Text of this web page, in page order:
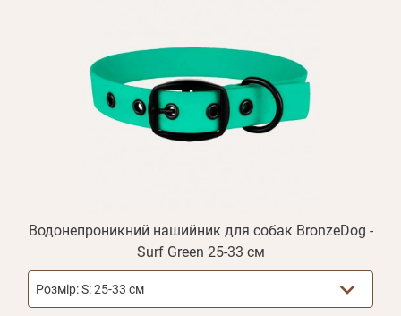
АКЦІЇ
БЛОГ
Оплата і доставка
Контакти
Водонепроникний нашийник для собак BronzeDog -
Surf Green 25-33 см
Розмір:S: 25-33 см